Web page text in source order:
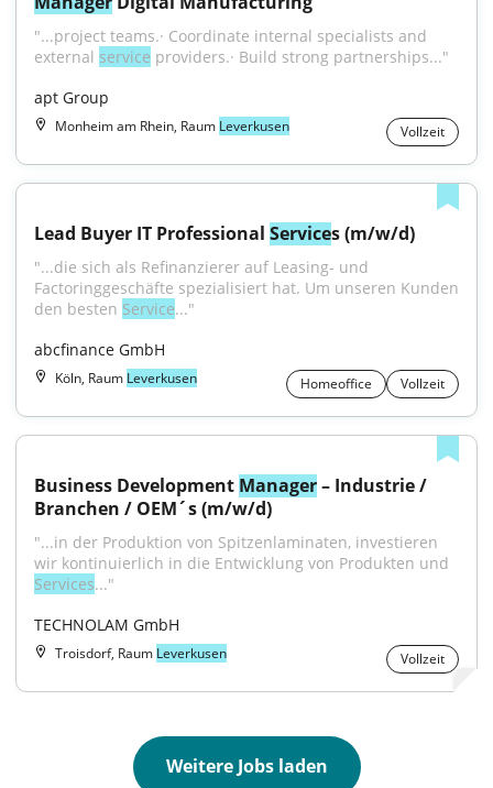
"...project teams.· Coordinate internal specialists and
external service providers.· Build strong partnerships..."
apt Group
Monheim am Rhein, Raum Leverkusen Vollzeit
Lead Buyer IT Professional Services (m/w/d)
"...die sich als Refinanzierer auf Leasing- und
Factoringgeschäfte spezialisiert hat. Um unseren Kunden
den besten Service..."
abcfinance GmbH
Köln, Raum Leverkusen Homeoffice Vollzeit
Business Development Manager – Industrie /
Branchen / OEM´s (m/w/d)
"...in der Produktion von Spitzenlaminaten, investieren
Services..."
TECHNOLAM GmbH
Troisdorf, Raum Leverkusen Vollzeit
Weitere Jobs laden